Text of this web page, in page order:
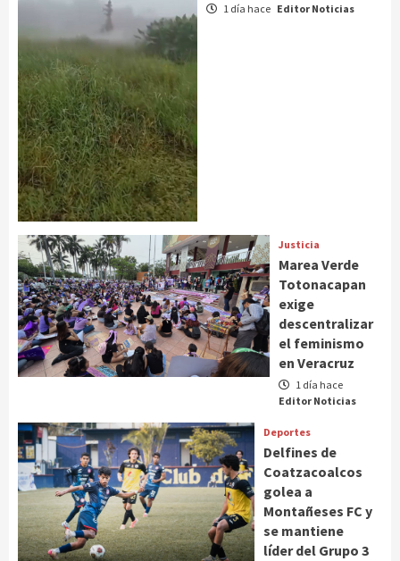
1 día hace Editor Noticias
Justicia
Marea Verde
Totonacapan
exige
descentralizar
el feminismo
en Veracruz
1 día hace
Editor Noticias
Deportes
Delfines de
Coatzacoalcos
golea a
Montañeses FC y
se mantiene
líder del Grupo 3